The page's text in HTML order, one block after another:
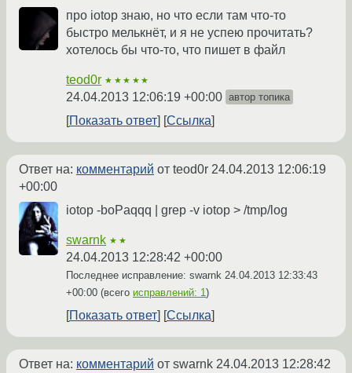
про iotop знаю, но что если там что-то
быстро мелькнёт, и я не успею прочитать?
хотелось бы что-то, что пишет в файл
teod0r ★★★★★
24.04.2013 12:06:19 +00:00 автор топика
Показать ответ Ссылка
Ответ на: комментарий от teod0r 24.04.2013 12:06:19
+00:00
iotop -boPaqqq | grep -v iotop > /tmp/log
swarnk ★★
24.04.2013 12:28:42 +00:00
Последнее исправление: swarnk 24.04.2013 12:33:43
+00:00 (всего исправлений: 1)
Показать ответ Ссылка
Ответ на: комментарий от swarnk 24.04.2013 12:28:42